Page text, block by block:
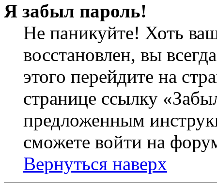
Я забыл пароль!
Не паникуйте! Хоть
восстановлен, вы
этого перейдите на
странице ссылку
предложенным
сможете войти на
Вернуться наверх